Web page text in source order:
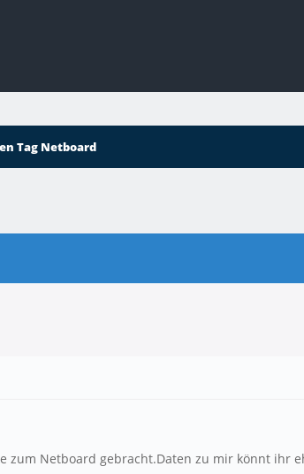
Tag Netboard
zum Netboard gebracht.Daten zu mir könnt